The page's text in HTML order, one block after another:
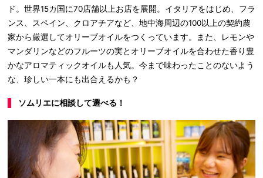
ド。世界15カ国に70店舗以上お店を展開。イタリアをはじめ、フラ
ンス、スペイン、クロアチアなど、地中海周辺の100以上の契約農
家から厳選してオリーブオイルをつくっています。また、レモンや
マンダリンなどのフルーツの実とオリーブオイルを合わせた香り豊
かなアロマティックオイルも人気。今まで味わったことのないよう
な、珍しい一本にも出合えるかも？
ソムリエに相談して選べる！